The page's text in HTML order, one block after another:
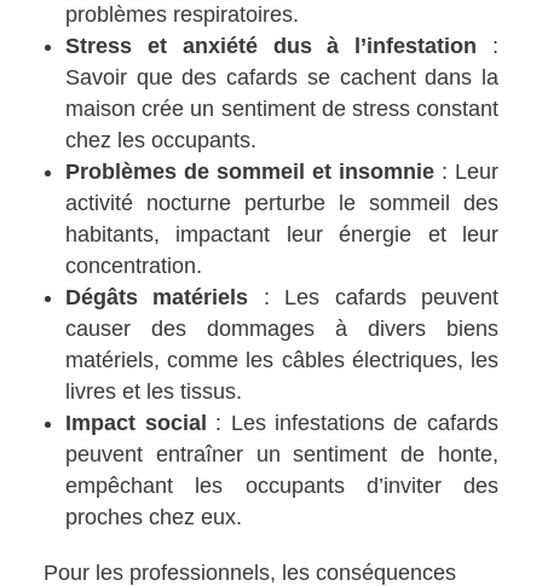
problèmes respiratoires.
Stress et anxiété dus à l’infestation :
Savoir que des cafards se cachent dans la
maison crée un sentiment de stress constant
chez les occupants.
Problèmes de sommeil et insomnie: Leur
activité nocturne perturbe le sommeil des
habitants, impactant leur énergie et leur
concentration.
Dégâts matériels : Les cafards peuvent
causer des dommages à divers biens
matériels, comme les câbles électriques, les
livres et les tissus.
Impact social : Les infestations de cafards
peuvent entraîner un sentiment de honte,
empêchant les occupants d’inviter des
proches chez eux.
Pour les professionnels, les conséquences